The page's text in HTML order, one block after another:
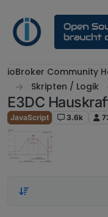
ioBroker Community
Skripten / Logik
E3DC
JavaScript 3.6k